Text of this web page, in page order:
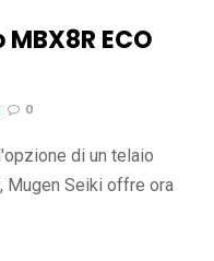
ECO
0
di un telaio
Mugen Seiki offre ora